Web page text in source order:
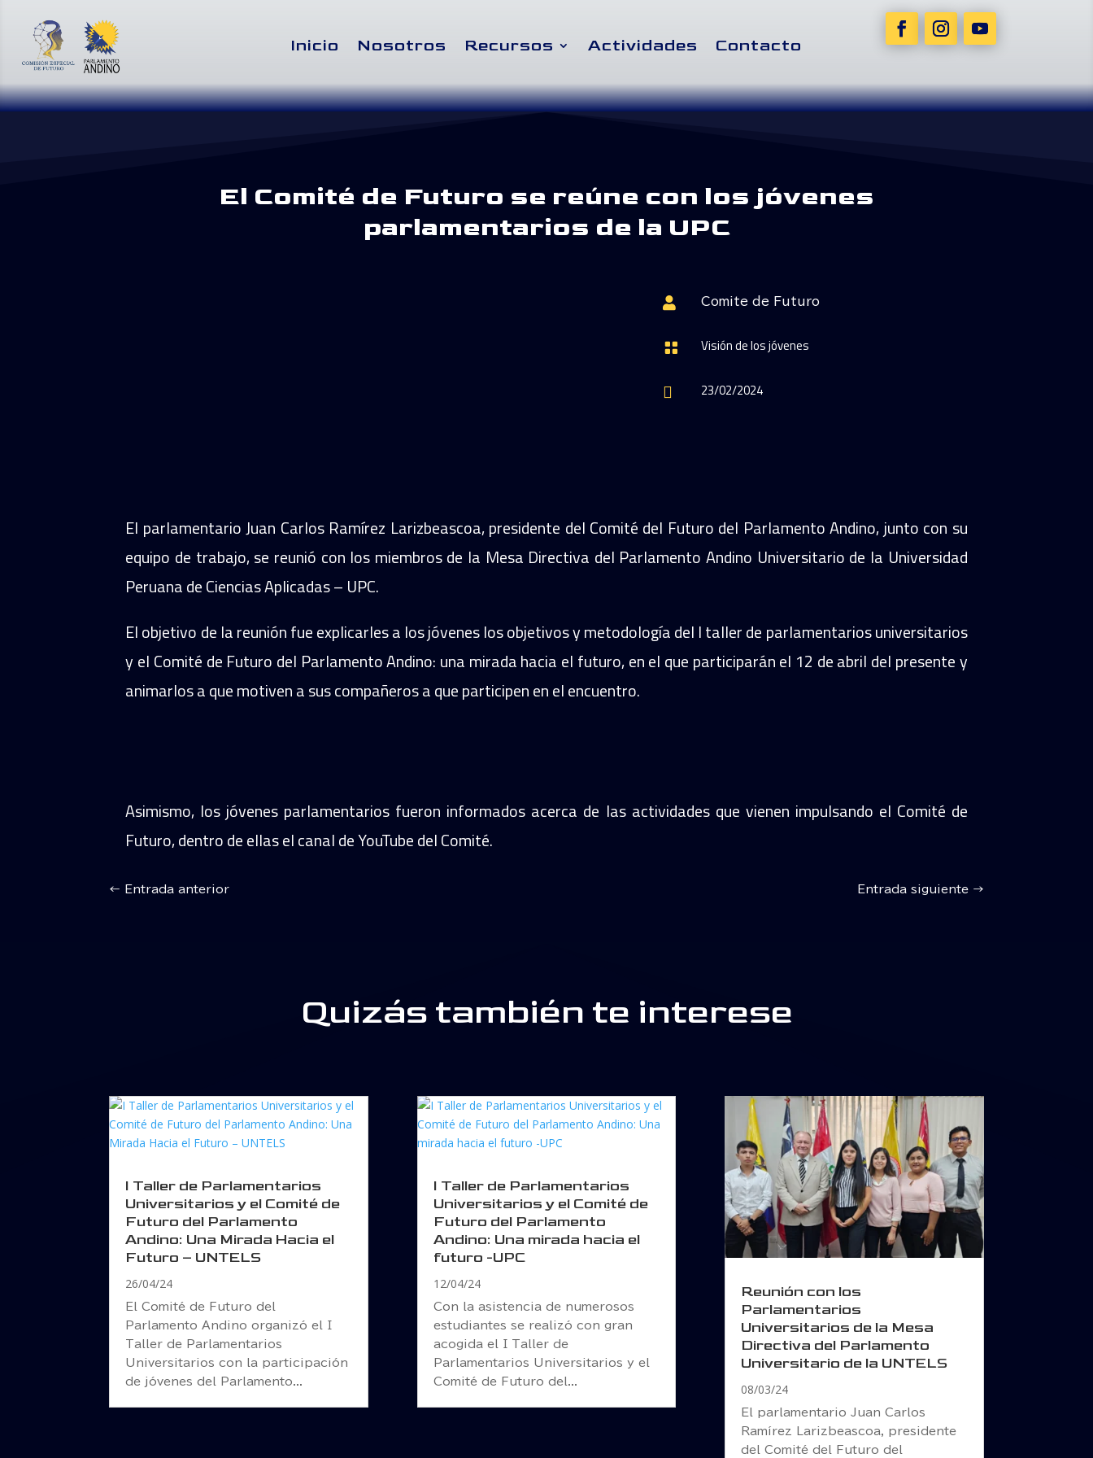
Inicio Nosotros Recursos Actividades Contacto
El Comité de Futuro se reúne con los jóvenes
parlamentarios de la UPC
 Comite de Futuro
 Visión de los jóvenes
 23/02/2024
El parlamentario Juan Carlos Ramírez Larizbeascoa, presidente del Comité del Futuro del Parlamento Andino, junto con su
equipo de trabajo, se reunió con los miembros de la Mesa Directiva del Parlamento Andino Universitario de la Universidad
Peruana de Ciencias Aplicadas – UPC.
El objetivo de la reunión fue explicarles a los jóvenes los objetivos y metodología del I taller de parlamentarios universitarios
y el Comité de Futuro del Parlamento Andino: una mirada hacia el futuro, en el que participarán el 12 de abril del presente y
animarlos a que motiven a sus compañeros a que participen en el encuentro.
Asimismo, los jóvenes parlamentarios fueron informados acerca de las actividades que vienen impulsando el Comité de
Futuro, dentro de ellas el canal de YouTube del Comité.
← Entrada anterior Entrada siguiente→
Quizás también te interese
I Taller de Parlamentarios
Universitarios y el Comité de
Futuro del Parlamento
Andino: Una Mirada Hacia el
Futuro – UNTELS
26/04/24
El Comité de Futuro del
Parlamento Andino organizó el I
Taller de Parlamentarios
Universitarios con la participación
de jóvenes del Parlamento...
I Taller de Parlamentarios
Universitarios y el Comité de
Futuro del Parlamento
Andino: Una mirada hacia el
futuro -UPC
12/04/24
Con la asistencia de numerosos
estudiantes se realizó con gran
acogida el I Taller de
Parlamentarios Universitarios y el
Comité de Futuro del...
Reunión con los
Parlamentarios
Universitarios de la Mesa
Directiva del Parlamento
Universitario de la UNTELS
08/03/24
El parlamentario Juan Carlos
Ramírez Larizbeascoa, presidente
del Comité del Futuro del